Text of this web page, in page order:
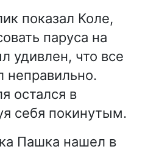
показал Коле,
паруса на
удивлен, что все
неправильно.
остался в
себя покинутым.
Пашка нашел в